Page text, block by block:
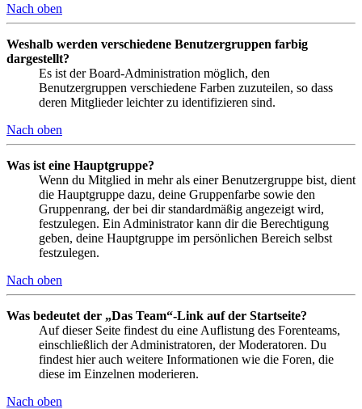
Nach oben
Weshalb werden verschiedene Benutzergruppen farbig
dargestellt?
Es ist der Board-Administration möglich, den
Benutzergruppen verschiedene Farben zuzuteilen, so dass
deren Mitglieder leichter zu identifizieren sind.
Nach oben
Was ist eine Hauptgruppe?
Wenn du Mitglied in mehr als einer Benutzergruppe bist, dient
die Hauptgruppe dazu, deine Gruppenfarbe sowie den
Gruppenrang, der bei dir standardmäßig angezeigt wird,
festzulegen. Ein Administrator kann dir die Berechtigung
geben, deine Hauptgruppe im persönlichen Bereich selbst
festzulegen.
Nach oben
Was bedeutet der „Das Team“-Link auf der Startseite?
Auf dieser Seite findest du eine Auflistung des Forenteams,
einschließlich der Administratoren, der Moderatoren. Du
findest hier auch weitere Informationen wie die Foren, die
diese im Einzelnen moderieren.
Nach oben